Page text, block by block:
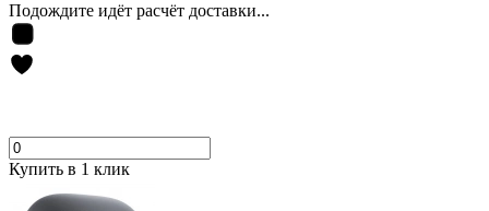
Подождите идёт расчёт доставки...
Купить в 1 клик